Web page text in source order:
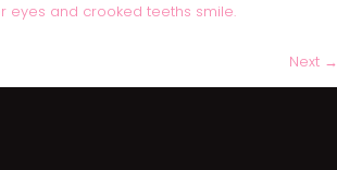
eyes and crooked teeths smile.
Next →